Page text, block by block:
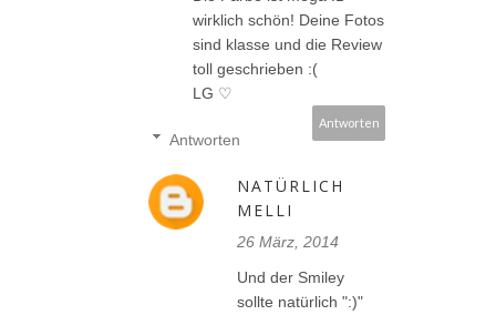
wirklich schön! Deine Fotos
sind klasse und die Review
toll geschrieben :(
LG ♡
Antworten
Antworten
NATÜRLICH
MELLI
26 März, 2014
Und der Smiley
sollte natürlich ":)"